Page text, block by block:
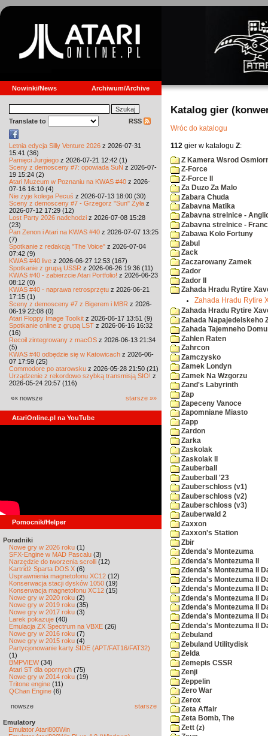
Nowinki/News Archiwum/Archive
Translate to RSS
Letnia edycja Silly Venture 2026 z 2026-07-31
15:41 (36)
Pamięci Jurgiego z 2026-07-21 12:42 (1)
Sceny z demosceny #7: opowiada SuN z 2026-07-
19 15:24 (2)
Atari Muzeum w Poznaniu na KWAS #40 z 2026-
07-16 16:10 (4)
Nie żyje kolega Pecuś z 2026-07-13 18:00 (30)
Sceny z demosceny #7 - Grzegorz "Sun" Żyła z
2026-07-12 17:29 (12)
Lost Party 2026 nadchodzi z 2026-07-08 15:28
(23)
Pan Zenon i Atari na KWAS #40 z 2026-07-07 13:25
(7)
Spotkanie z redakcją "The Voice" z 2026-07-04
07:42 (9)
KWAS #40 live z 2026-06-27 12:53 (167)
Spotkanie z grupą USSR z 2026-06-26 19:36 (11)
KWAS #40 - zabierzcie Atari Portfolio! z 2026-06-23
08:12 (0)
KWAS #40 - naprawa retrosprzętu z 2026-06-21
17:15 (1)
Sceny z demosceny #7 z Bigerem i MBR z 2026-
06-19 22:08 (0)
Atari Floppy Image Toolkit z 2026-06-17 13:51 (9)
Spotkanie online z grupą LST z 2026-06-16 16:32
(16)
Recoil zintegrowany z macOS z 2026-06-13 21:34
(5)
KWAS #40 odbędzie się w Katowicach z 2026-06-
07 17:59 (25)
Commodore po atarowsku z 2026-05-28 21:50 (21)
Urządzenie z rekordowo szybką transmisją SIO! z
2026-05-24 20:57 (116)
«« nowsze starsze »»
AtariOnline.pl na YouTube
Pomocnik/Helper
Poradniki
Nowe gry w 2026 roku (1)
SFX-Engine w MAD Pascalu (3)
Narzędzie do tworzenia scrolli (12)
Kartridż Sparta DOS X (6)
Usprawnienia magnetofonu XC12 (12)
Konserwacja stacji dysków 1050 (19)
Konserwacja magnetofonu XC12 (15)
Nowe gry w 2020 roku (2)
Nowe gry w 2019 roku (35)
Nowe gry w 2017 roku (3)
Larek pokazuje (40)
Emulacja ZX Spectrum na VBXE (26)
Nowe gry w 2016 roku (7)
Nowe gry w 2015 roku (4)
Partycjonowanie karty SIDE (APT/FAT16/FAT32)
(1)
BMPVIEW(34)
Atari ST dla opornych (75)
Nowe gry w 2014 roku (19)
Tritone engine (11)
QChan Engine (6)
nowsze starsze
Emulatory
Emulator Atari800Win
Katalog gier
Wróc do katalogu
112 gier w katalogu Z:
Z Kamera Wsrod
Z-Force
Z-Force II
Za Duzo Za Malo
Zabara Chuda
Zabavna Matika
Zabavna strelnice -
Zabavna strelnice -
Zabawa Kolo Fortuny
Zabul
Zack
Zaczarowany Zamek
Zador
Zador II
Zahada Hradu Rytire
Zahada Hradu Rytire
Zahada Hradu Rytire
Zahada Napajedelskeho
Zahada Tajemneho Domu
Zahlen Raten
Zahrcon
Zamczysko
Zamek Londyn
Zamek Na Wzgorzu
Zand's Labyrinth
Zap
Zapeceny Vanoce
Zapomniane Miasto
Zapp
Zardon
Zarka
Zaskolak
Zaskolak II
Zauberball
Zauberball '23
Zauberschloss (v1)
Zauberschloss (v2)
Zauberschloss (v3)
Zauberwald 2
Zaxxon
Zaxxon's Station
Zbir
Zdenda's Montezuma
Zdenda's Montezuma II
Zdenda's Montezuma II
Zdenda's Montezuma II
Zdenda's Montezuma II
Zdenda's Montezuma II
Zdenda's Montezuma II
Zdenda's Montezuma II
Zdenda's Montezuma II
Zebuland
Zebuland Utilitydisk
Zelda
Zemepis CSSR
Zenji
Zeppelin
Zero War
Zerox
Zeta Affair
Zeta Bomb, The
Zett (z)